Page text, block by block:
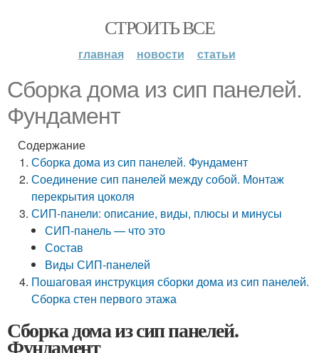
СТРОИТЬ ВСЕ
главная новости статьи
Сборка дома из сип панелей.
Фундамент
Содержание
Сборка дома из сип панелей. Фундамент
Соединение сип панелей между собой. Монтаж
перекрытия цоколя
СИП-панели: описание, виды, плюсы и минусы
СИП-панель — что это
Состав
Виды СИП-панелей
Пошаговая инструкция сборки дома из сип панелей.
Сборка стен первого этажа
Сборка дома из сип панелей.
Фундамент